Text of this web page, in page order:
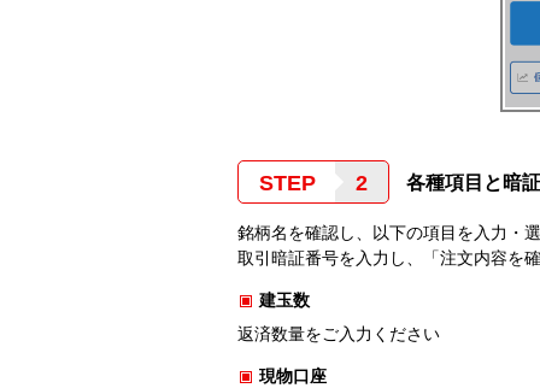
STEP 各種項目と暗
銘柄名を確認し、以下の項目を入力・
取引暗証番号を入力し、「注文内容を
建玉数
返済数量をご入力ください
現物口座